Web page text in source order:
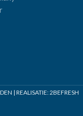
| REALISATIE:2BEFRESH